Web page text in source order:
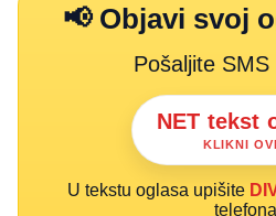
📢 Objavi svoj
Pošaljite SMS
NET tekst
KLIKNI
U tekstu oglasa upišite